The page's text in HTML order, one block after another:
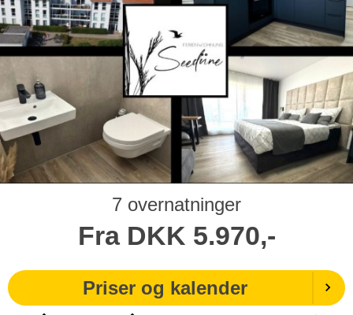
7 overnatninger
Fra DKK 5.970,-
Priser og kalender